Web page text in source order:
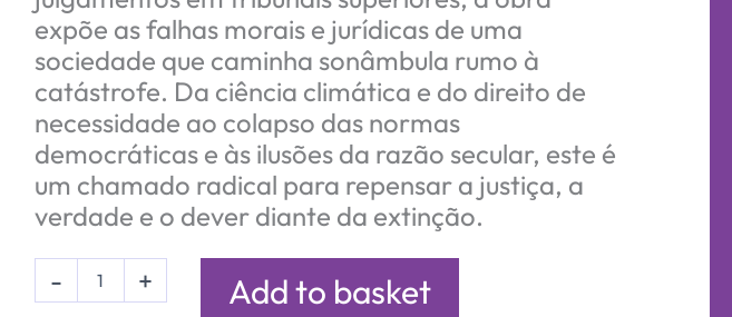
expõe as falhas morais e jurídicas de uma
sociedade que caminha sonâmbula rumo à
catástrofe. Da ciência climática e do direito de
necessidade ao colapso das normas
democráticas e às ilusões da razão secular, este é
um chamado radical para repensar a justiça, a
verdade e o dever diante da extinção.
-
+ Add to basket